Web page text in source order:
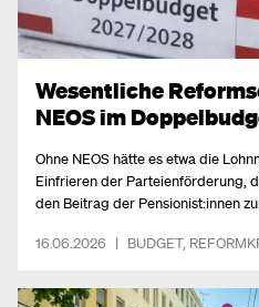
Wesentliche
NEOS im
Ohne NEOS hätte es etwa die
Einfrieren der Parteienförderung,
den Beitrag der Pensionist:innen
16.06.2026 | BUDGET,